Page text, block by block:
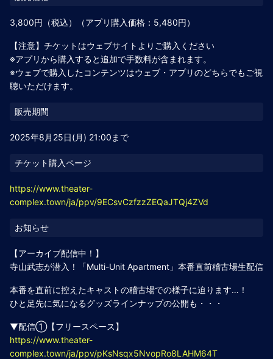
3,800円（税込）（アプリ購入価格：5,480円）
【注意】チケットはウェブサイトよりご購入ください
※アプリから購入すると追加で手数料が含まれます。
※ウェブで購入したコンテンツはウェブ・アプリのどちらでもご視
聴いただけます。
2025年8月25日(月) 21:00まで
https://www.theater-
complex.town/ja/ppv/9ECsvCzfzzZEQaJTQj4ZVd
【アーカイブ配信中！】
寺山武志が潜入！「Multi-Unit Apartment」本番直前稽古場生配信
本番を直前に控えたキャストの稽古場での様子に迫ります…！
ひと足先に気になるグッズラインナップの公開も・・・
▼配信①【フリースペース】
https://www.theater-
complex.town/ja/ppv/pKsNsqx5NvopRo8LAHM64T